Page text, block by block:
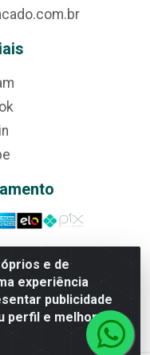
e de
experiência
publicidade
perfil e melhorar a
nº 3860, Jardim das
- CEP 75070-415 -
24